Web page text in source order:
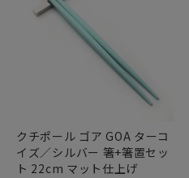
クチポール ゴア GOA ターコ
イズ／シルバー 箸+箸置セッ
ト 22cm マット仕上げ